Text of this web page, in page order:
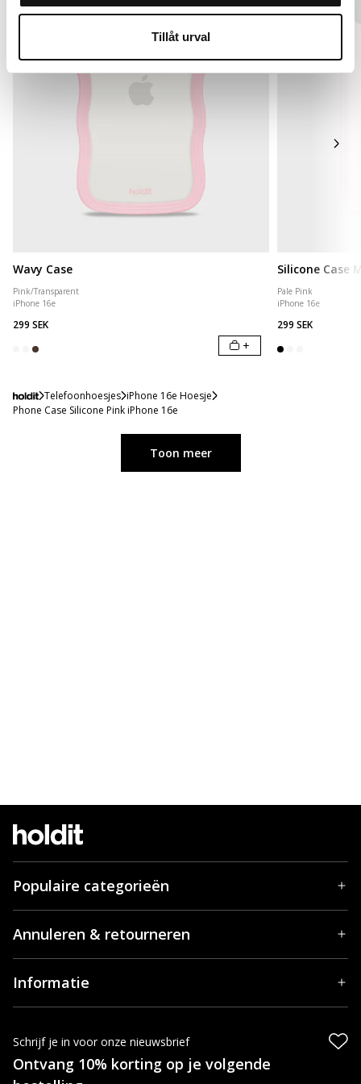
Tillåt urval
Wavy Case
Pink/Transparent
iPhone 16e
299 SEK
+
Silicone Case
Pale Pink
iPhone 16e
299 SEK
Telefoonhoesjes iPhone 16e Hoesje
Phone Case Silicone Pink iPhone 16e
Toon meer
Populaire categorieën
Annuleren & retourneren
Informatie
Schrijf je in voor onze nieuwsbrief
Ontvang 10% korting op je volgende